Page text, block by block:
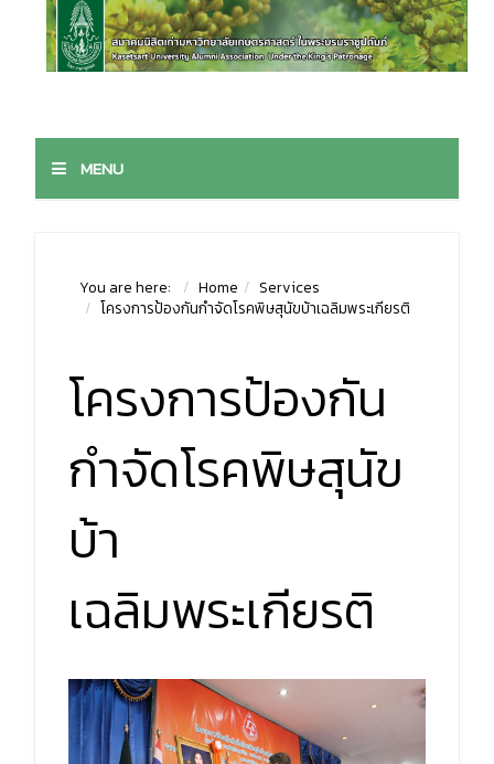
MENU
You are here: Home
Services
โครงการป้องกันกำจัดโรคพิษสุนัขบ้าเฉลิมพระเกียรติ ​
โครงการป้องกัน
กำจัดโรคพิษสุนัข
บ้า
เฉลิมพระเกียรติ ​